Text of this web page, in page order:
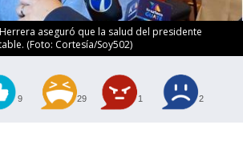
aseguró que la salud del presidente
(Foto: Cortesía/Soy502)
9 29 1 2